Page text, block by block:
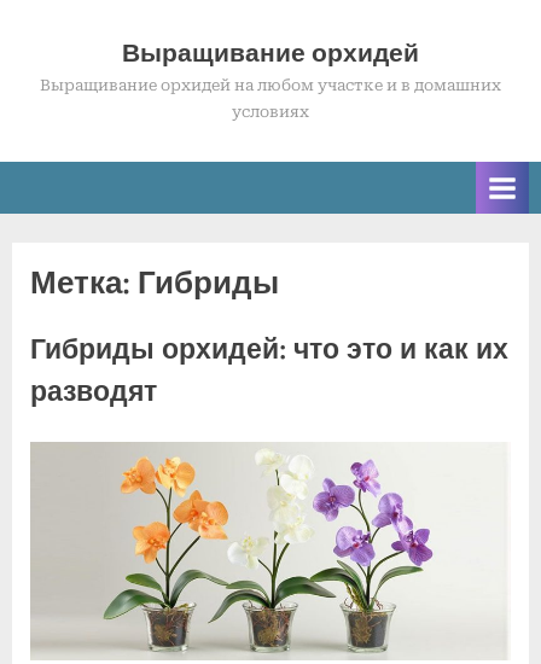
content
Выращивание орхидей
Выращивание орхидей на любом участке и в домашних
условиях
Метка: Гибриды
Гибриды орхидей: что это и как их
разводят
Комментариевк
записи
Гибриды
орхидей:
что
это